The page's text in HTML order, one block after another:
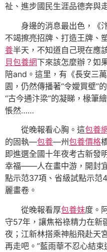
祉、進步國民生涯品德奔與
身邊的消息最出色，《
不竭擦亮招牌、打造王牌、
養半天，不知道自己現在應
貝包養網下來該怎麼辦？如
陪and。這里，有《長安三
園，仍然傳播著“令嬡買壁”
“古今通汴梁”的凝睇，椽筆
悵然……
從晚報看心胸。這包養
的固執—包養—州包養價格
即進選全國十年夜考古新發
幸福——人在畫中游，開封
點示范37項、省級試點示范
麗畫卷。
從晚報看厚包養妹度。
守57年，讓焦裕祿精力在新
夜；江新林搭乘神船飛赴天
再走吧。”藍雨華不忍心結